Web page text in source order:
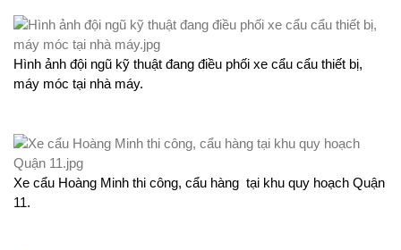
Hình ảnh đội ngũ kỹ thuật đang điều phối xe cẩu cẩu thiết bị,
máy móc tại nhà máy.
Xe cẩu Hoàng Minh thi công, cẩu hàng tại khu quy hoạch Quận
11.